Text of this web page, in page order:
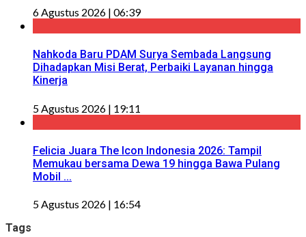
6 Agustus 2026 | 06:39
Nahkoda Baru PDAM Surya Sembada Langsung
Dihadapkan Misi Berat, Perbaiki Layanan hingga
Kinerja
5 Agustus 2026 | 19:11
Felicia Juara The Icon Indonesia 2026: Tampil
Memukau bersama Dewa 19 hingga Bawa Pulang
Mobil ...
5 Agustus 2026 | 16:54
Tags